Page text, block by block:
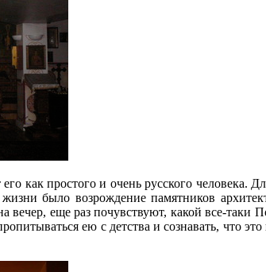
как простого и очень русского человека.
было возрождение памятников
вечер, еще раз почувствуют, какой все-таки
ею с детства и сознавать, что это